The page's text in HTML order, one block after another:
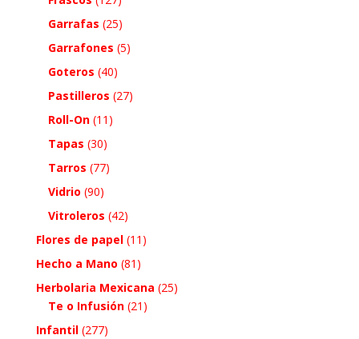
Garrafas (25)
Garrafones (5)
Goteros (40)
Pastilleros (27)
Roll-On (11)
Tapas (30)
Tarros (77)
Vidrio (90)
Vitroleros (42)
Flores de papel (11)
Hecho a Mano (81)
Herbolaria Mexicana (25)
Te o Infusión (21)
Infantil (277)